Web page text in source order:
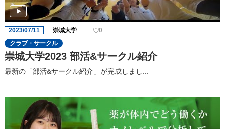
2023/07/11 崇城大学
0
クラブ・サークル
崇城大学2023 部活&サークル紹介
最新の「部活&サークル紹介」が完成しまし...